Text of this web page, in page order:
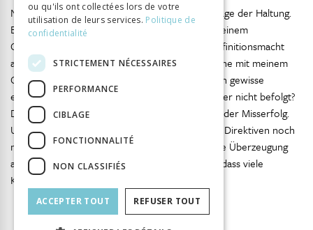
Nur eines ist sicher: Teilhabe ist letztlich eine Frage der Haltung.
Bin ich wirklich interessiert am Austausch mit meinem
Gegenüber? Bin ich bereit, einen Teil meiner Definitionsmacht
abzugeben, um in einen Austausch auf Augenhöhe mit meinem
Gegenüber einzutreten, auch wenn diese Person gewisse
eingeübte Codes der Kul-turwelt nicht kennt oder nicht befolgt?
Diese Fragen entscheiden letztlich über Erfolg oder Misserfolg.
Und diese Fragen lassen sich letztlich weder mit Direktiven noch
mit Anreizen beantworten. Es braucht die innere Überzeugung
aller Beteiligten. Die Erfahrung aus Zürich zeigt, dass viele
Kulturschaffende dazu bereit sind.
ou qu'ils ont collectées lors de votre
utilisation de leurs services. Politique de
confidentialité
STRICTEMENT NÉCESSAIRES
PERFORMANCE
CIBLAGE
FONCTIONNALITÉ
NON CLASSIFIÉS
ACCEPTER TOUT REFUSER TOUT